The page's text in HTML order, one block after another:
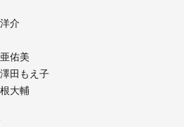
介
佑美
田もえ子
大輔